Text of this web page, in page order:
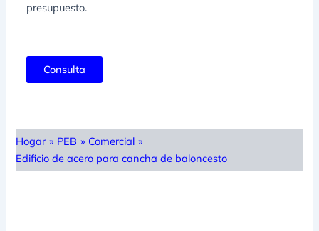
presupuesto.
Consulta
Hogar » PEB » Comercial »
Edificio de acero para cancha de baloncesto